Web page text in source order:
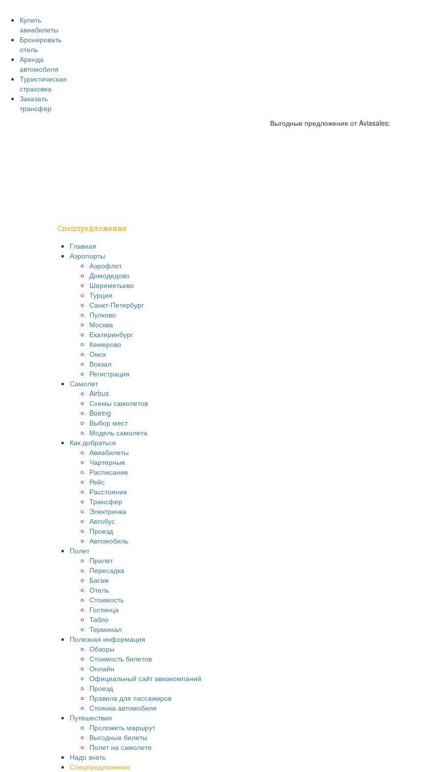
Купить
авиабилеты
Бронировать
отель
Аренда
автомобиля
Туристическая
страховка
Заказать
трансфер
Выгодные предложения от Aviasales:
Спецпредложения
Главная
Аэропорты
Аэрофлот
Домодедово
Шереметьево
Турция
Санкт-Петербург
Пулково
Москва
Екатеринбург
Кемерово
Омск
Вокзал
Регистрация
Самолет
Airbus
Схемы самолетов
Boeing
Выбор мест
Модель самолета
Как добраться
Авиабилеты
Чартерные
Расписание
Рейс
Расстояние
Трансфер
Электричка
Автобус
Проезд
Автомобиль
Полет
Прилет
Пересадка
Багаж
Отель
Стоимость
Гостинца
Табло
Терминал
Полезная информация
Обзоры
Стоимость билетов
Онлайн
Официальный сайт авиакомпаний
Проезд
Правила для пассажиров
Стоянка автомобиля
Путешествия
Проложить маршрут
Выгодные билеты
Полет на самолете
Надо знать
Спецпредложения